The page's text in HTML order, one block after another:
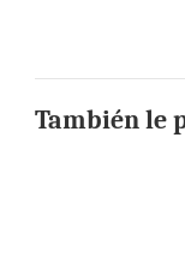
También le